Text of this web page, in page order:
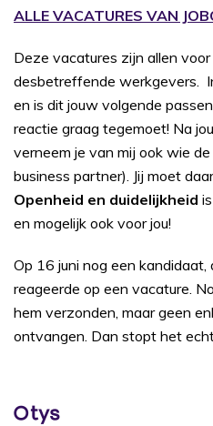
ALLE VACATURES VAN
Deze vacatures zijn allen
desbetreffende werkgevers.
en is dit jouw volgende
reactie graag tegemoet! Na
verneem je van mij ook wie
business partner). Jij moet
Openheid en duidelijkheid
en mogelijk ook voor jou!
Op 16 juni nog een
reageerde op een vacature.
hem verzonden, maar geen
ontvangen. Dan stopt het
Otys